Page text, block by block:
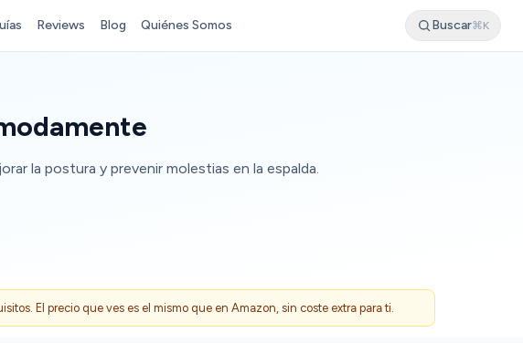
Reviews Blog Quiénes Somos Buscar⌘K
la postura y prevenir molestias en la espalda.
El precio que ves es el mismo que en Amazon, sin coste extra para ti.